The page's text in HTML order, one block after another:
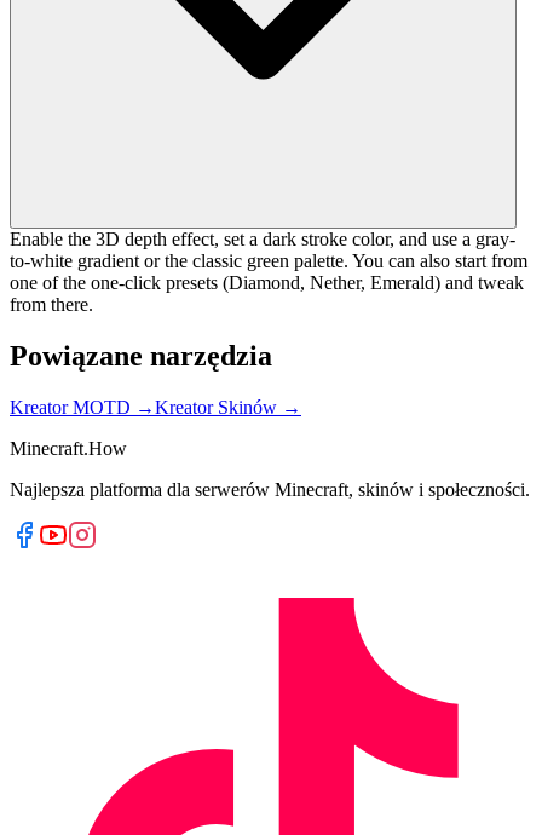
Enable the 3D depth effect, set a dark stroke color, and use a gray-
to-white gradient or the classic green palette. You can also start from
one of the one-click presets (Diamond, Nether, Emerald) and tweak
from there.
Powiązane narzędzia
Kreator MOTD →Kreator Skinów →
Minecraft.How
Najlepsza platforma dla serwerów Minecraft, skinów i społeczności.